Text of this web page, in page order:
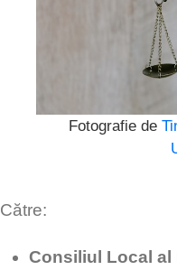
Fotografie de
Către:
Consiliul Local